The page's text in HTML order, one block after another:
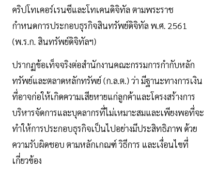
คริปโทเคอร์เรนซีและโทเคนดิจิทัล ตามพระราช
กำหนดการประกอบธุรกิจสินทรัพย์ดิจิทัล พ.ศ. 2561
(พ.ร.ก. สินทรัพย์ดิจิทัลฯ)
ปรากฏข้อเท็จจริงต่อสำนักงานคณะกรรมการกำกับหลัก
ทรัพย์และตลาดหลักทรัพย์ (ก.ล.ต.) ว่า มีฐานะทางการเงิน
ที่อาจก่อให้เกิดความเสียหายแก่ลูกค้าและโครงสร้างการ
บริหารจัดการและบุคลากรที่ไม่เหมาะสมและเพียงพอที่จะ
ทำให้การประกอบธุรกิจเป็นไปอย่างมีประสิทธิภาพ ด้วย
ความรับผิดชอบ ตามหลักเกณฑ์ วิธีการ และเงื่อนไขที่
เกี่ยวข้อง